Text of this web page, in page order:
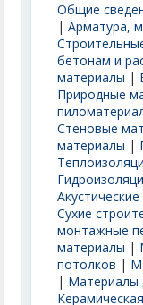
Общие
|Арматура,
бетонам и
материалы |
Природные
Стеновые
материалы |
Сухие
монтажные
материалы |
потолков |
| Материалы